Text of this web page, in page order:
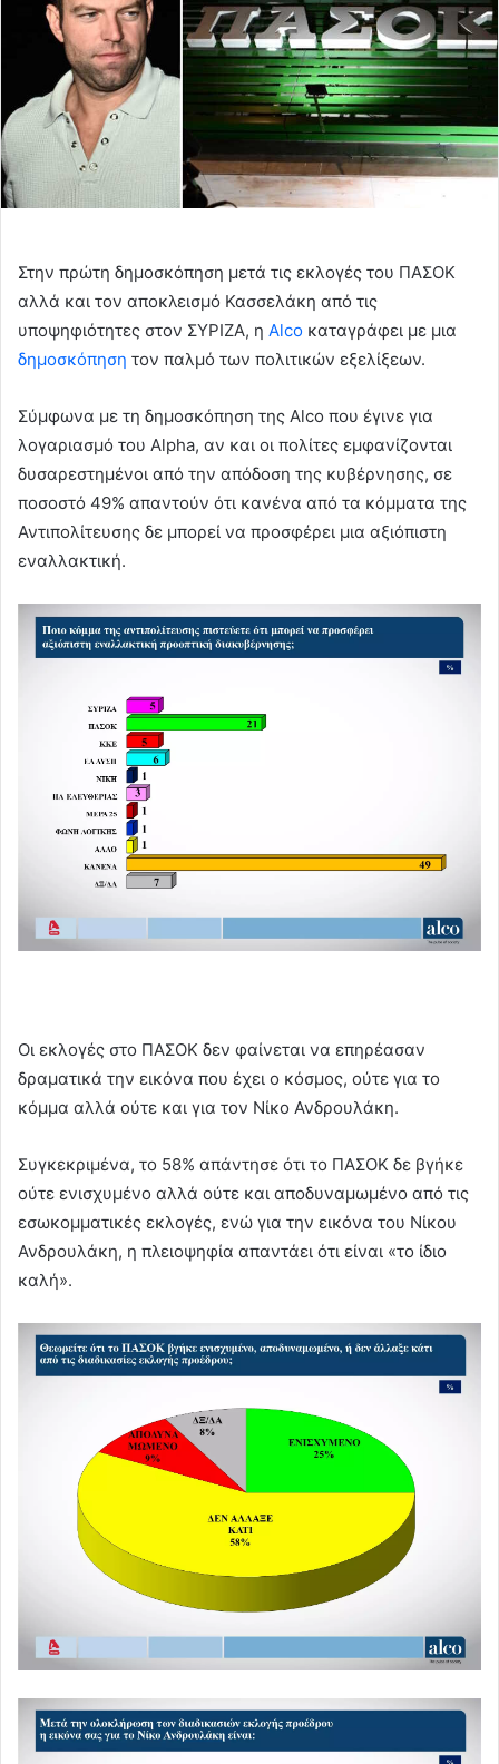
Στην πρώτη δημοσκόπηση μετά τις εκλογές του ΠΑΣΟΚ
αλλά και τον αποκλεισμό Κασσελάκη από τις
υποψηφιότητες στον ΣΥΡΙΖΑ, η Alco καταγράφει με μια
δημοσκόπηση τον παλμό των πολιτικών εξελίξεων.
Σύμφωνα με τη δημοσκόπηση της Alco που έγινε για
λογαριασμό του Alpha, αν και οι πολίτες εμφανίζονται
δυσαρεστημένοι από την απόδοση της κυβέρνησης, σε
ποσοστό 49% απαντούν ότι κανένα από τα κόμματα της
Αντιπολίτευσης δε μπορεί να προσφέρει μια αξιόπιστη
εναλλακτική.
Οι εκλογές στο ΠΑΣΟΚ δεν φαίνεται να επηρέασαν
δραματικά την εικόνα που έχει ο κόσμος, ούτε για το
κόμμα αλλά ούτε και για τον Νίκο Ανδρουλάκη.
Συγκεκριμένα, το 58% απάντησε ότι το ΠΑΣΟΚ δε βγήκε
ούτε ενισχυμένο αλλά ούτε και αποδυναμωμένο από τις
εσωκομματικές εκλογές, ενώ για την εικόνα του Νίκου
Ανδρουλάκη, η πλειοψηφία απαντάει ότι είναι «το ίδιο
καλή».